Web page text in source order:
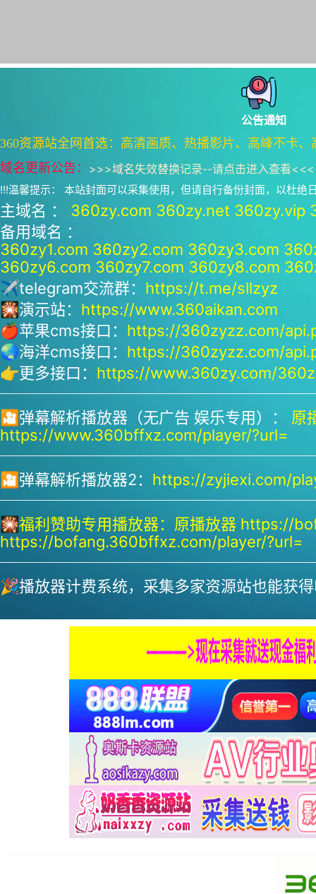
公告通知
360资源站全网首选：高清画质、热播影片、高峰不卡
域名更新公告： >>>域名失效替换记录--请点击进入查看<<<
!!!温馨提示： 本站封面可以采集使用，但请自行备份封面，以杜绝
主域名 ： 360zy.com 360zy.net 360zy.vip
备用域名 ：
360zy1.com 360zy2.com 360zy3.com
360zy6.com 360zy7.com 360zy8.com
✈telegram交流群： https://t.me/sllzyz
🎇演示站： https://www.360aikan.com
🍎苹果cms接口： https://360zyzz.com/
🌏海洋cms接口： https://360zyzz.com/
👉更多接口： https://www.360zy.com/
🎦弹幕解析播放器（无广告 娱乐专用）： 原
https://www.360bffxz.com/player/?url=
🎦弹幕解析播放器2： https://zyjiexi.com/
🎇福利赞助专用播放器： 原播放器 https://
https://bofang.360bffxz.com/player/?url=
🎉播放器计费系统，采集多家资源站也能获